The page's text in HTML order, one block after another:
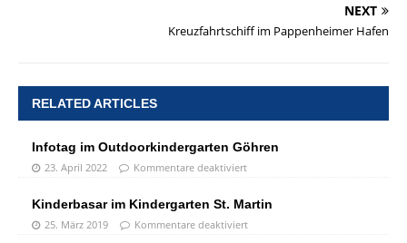
NEXT
Kreuzfahrtschiff im Pappenheimer Hafen
RELATED ARTICLES
Infotag im Outdoorkindergarten Göhren
23. April 2022 Kommentare deaktiviert
Kinderbasar im Kindergarten St. Martin
25. März 2019 Kommentare deaktiviert